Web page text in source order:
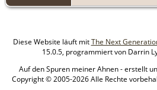
Diese Website läuft mitThe Next
15.0.5, programmiert von Darrin
Auf den Spuren meiner Ahnen - erstellt
Copyright © 2005-2026 Alle Rechte